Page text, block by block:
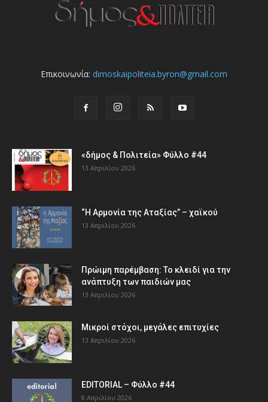
Επικοινωνία: dimoskaipoliteia.byron@gmail.com
«δήμος & Πολιτεία» Φύλλο #44
13 Απριλίου 2026
“Η Αρμονία της Αταξίας” – χαϊκού
13 Απριλίου 2026
Πρώιμη παρέμβαση: Το κλειδί για την
ανάπτυξη των παιδιών µας
13 Απριλίου 2026
Μικροί στόχοι, μεγάλες επιτυχίες
13 Απριλίου 2026
EDITORIAL – Φύλλο #44
8 Απριλίου 2026